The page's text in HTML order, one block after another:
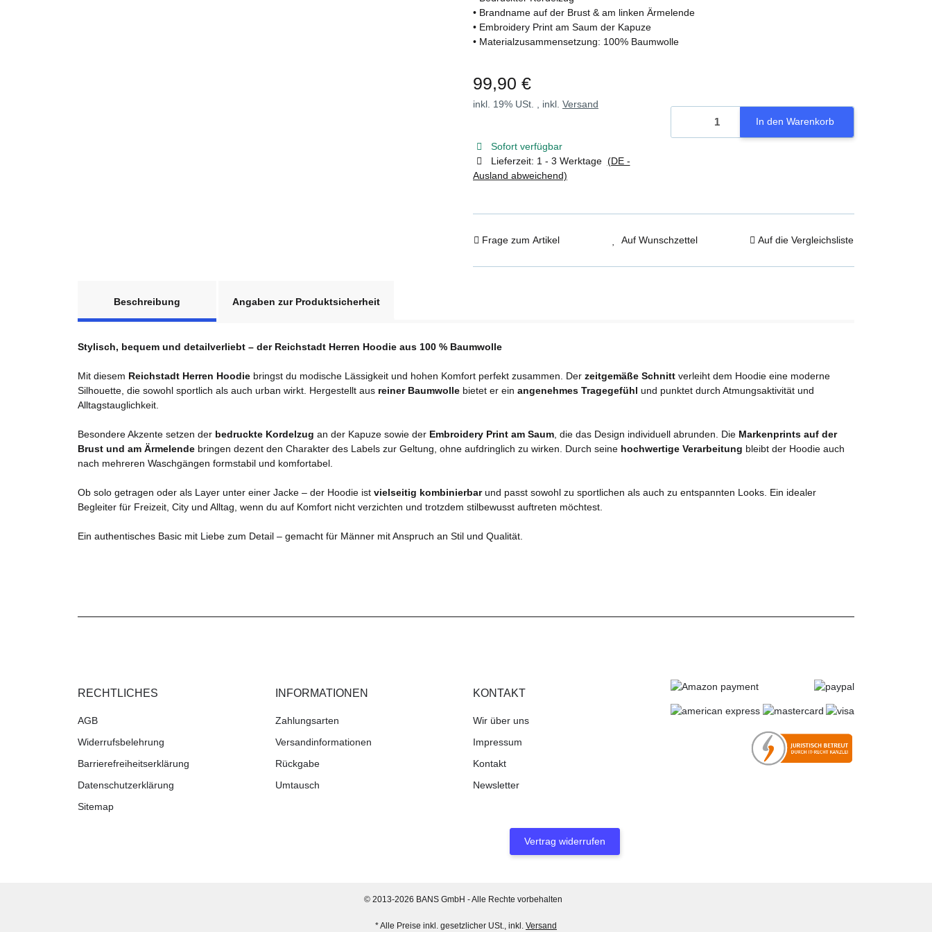
• Brandname auf der Brust & am linken Ärmelende
• Embroidery Print am Saum der Kapuze
• Materialzusammensetzung: 100% Baumwolle
99,90 €
inkl. 19% USt. , inkl. Versand
Sofort verfügbar
Lieferzeit: 1 - 3 Werktage (DE -
Ausland abweichend)
In den Warenkorb
Frage zum Artikel Auf Wunschzettel Auf die Vergleichsliste
Beschreibung
Angaben zur Produktsicherheit
Stylisch, bequem und detailverliebt – der Reichstadt Herren Hoodie aus 100 % Baumwolle
Mit diesem Reichstadt Herren Hoodie bringst du modische Lässigkeit und hohen Komfort perfekt zusammen. Der zeitgemäße Schnitt verleiht dem Hoodie eine moderne
Silhouette, die sowohl sportlich als auch urban wirkt. Hergestellt aus reiner Baumwolle bietet er ein angenehmes Tragegefühl und punktet durch Atmungsaktivität und
Alltagstauglichkeit.
Besondere Akzente setzen der bedruckte Kordelzug an der Kapuze sowie der Embroidery Print am Saum , die das Design individuell abrunden. Die Markenprints auf der
Brust und am Ärmelende bringen dezent den Charakter des Labels zur Geltung, ohne aufdringlich zu wirken. Durch seine hochwertige Verarbeitung bleibt der Hoodie auch
nach mehreren Waschgängen formstabil und komfortabel.
Ob solo getragen oder als Layer unter einer Jacke – der Hoodie ist vielseitig kombinierbarund passt sowohl zu sportlichen als auch zu entspannten Looks. Ein idealer
Begleiter für Freizeit, City und Alltag, wenn du auf Komfort nicht verzichten und trotzdem stilbewusst auftreten möchtest.
Ein authentisches Basic mit Liebe zum Detail – gemacht für Männer mit Anspruch an Stil und Qualität.
RECHTLICHES
AGB
Widerrufsbelehrung
Barrierefreiheitserklärung
Datenschutzerklärung
Sitemap
INFORMATIONEN
Zahlungsarten
Versandinformationen
Rückgabe
Umtausch
KONTAKT
Wir über uns
Impressum
Kontakt
Newsletter
Vertrag widerrufen
© 2013-2026 BANS GmbH - Alle Rechte vorbehalten
* Alle Preise inkl. gesetzlicher USt., inkl. Versand